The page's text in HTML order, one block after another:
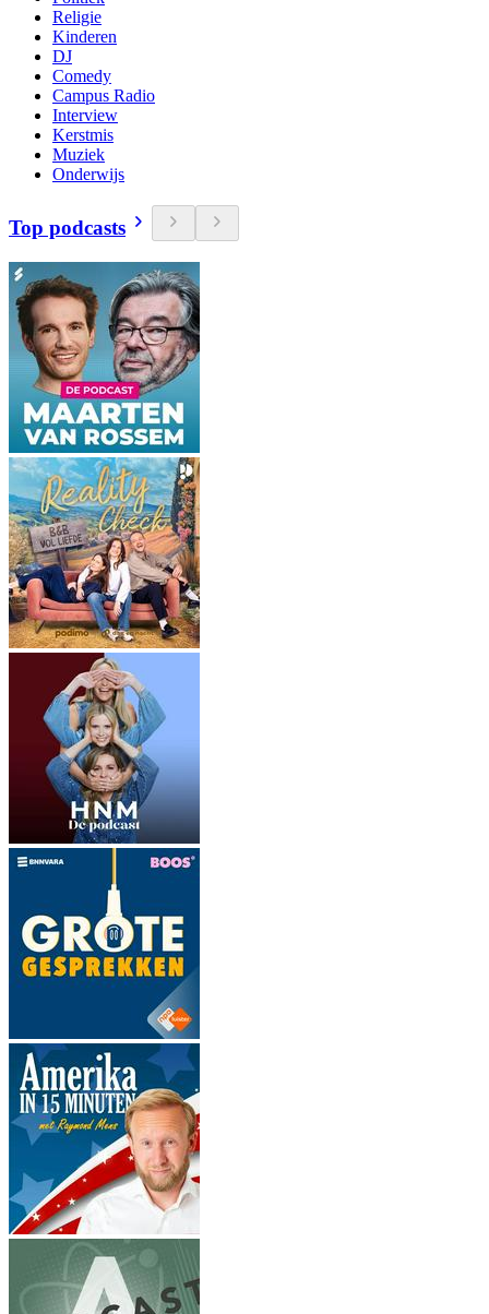
Religie
Kinderen
DJ
Comedy
Campus Radio
Interview
Kerstmis
Muziek
Onderwijs
Top podcasts